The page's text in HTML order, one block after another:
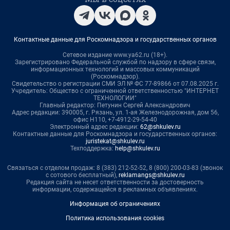
Контактные данные для Роскомнадзора и государственных органов
Сетевое издание www.ya62.ru (18+).
Зарегистрировано Федеральной службой по надзору в сфере связи,
информационных технологий и массовых коммуникаций
(Роскомнадзор).
Свидетельство о регистрации СМИ ЭЛ № ФС 77-89866 от 07.08.2025 г.
Учредитель: Общество с ограниченной ответственностью "ИНТЕРНЕТ
ТЕХНОЛОГИИ"
Главный редактор: Петунин Сергей Александрович
Адрес редакции: 390005, г. Рязань, ул. 1-ая Железнодорожная, дом 56,
офис Н110, +7-4912-29-54-40
Электронный адрес редакции: 62@shkulev.ru
Контактные данные для Роскомнадзора и государственных органов:
juristekat@shkulev.ru
Техподдержка: help@shkulev.ru
Связаться с отделом продаж: 8 (383) 212-52-52, 8 (800) 200-03-83 (звонок
с сотового бесплатный), reklamangs@shkulev.ru
Редакция сайта не несет ответственности за достоверность
информации, содержащейся в рекламных объявлениях.
Информация об ограничениях
Политика использования cookies